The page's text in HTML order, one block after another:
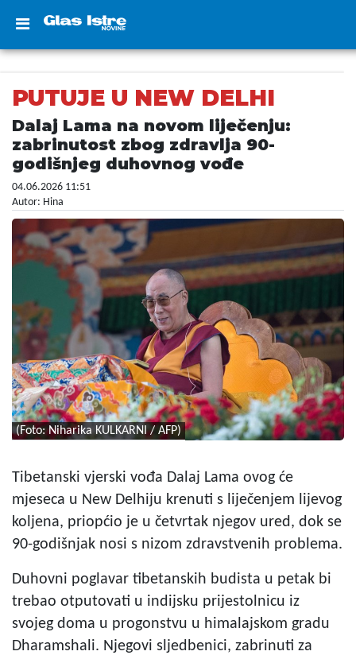
PUTUJE U NEW DELHI
Dalaj Lama na novom liječenju:
zabrinutost zbog zdravlja 90-
godišnjeg duhovnog vođe
04.06.2026 11:51
Autor: Hina
(Foto: Niharika KULKARNI / AFP)
Tibetanski vjerski vođa Dalaj Lama ovog će
mjeseca u New Delhiju krenuti s liječenjem lijevog
koljena, priopćio je u četvrtak njegov ured, dok se
90-godišnjak nosi s nizom zdravstvenih problema.
Duhovni poglavar tibetanskih budista u petak bi
trebao otputovati u indijsku prijestolnicu iz
svojeg doma u progonstvu u himalajskom gradu
Dharamshali. Njegovi sljedbenici, zabrinuti za